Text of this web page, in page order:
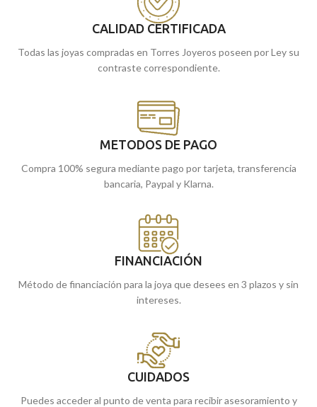
Encuéntrala en nuestras joyerías de
Málaga y Melilla, o cómprala online
Puedes encontrarlo en nuestras
tiendas de Málaga y Melilla, o si lo
enviamos a casa.
CALIDAD CERTIFICADA
Todas las joyas compradas en Torres Joyeros poseen por Ley su
contraste correspondiente.
METODOS DE PAGO
Compra 100% segura mediante pago por tarjeta, transferencia
bancaria, Paypal y Klarna.
FINANCIACIÓN
Método de financiación para la joya que desees en 3 plazos y sin
intereses.
CUIDADOS
Puedes acceder al punto de venta para recibir asesoramiento y